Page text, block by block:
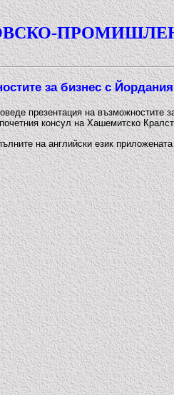
за бизнес с Йордания
презентация на възможностите
консул на Хашемитско
на английски език